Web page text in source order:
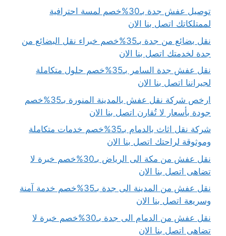
توصيل عفش جدة بـ30%خصم لمسة احترافية
لممتلكاتك اتصل بنا الان
نقل بضائع من جدة بـ35%خصم خبراء نقل البضائع من
جدة لخدمتك اتصل بنا الان
نقل عفش جدة السامر بـ35%خصم حلول متكاملة
لجيراننا اتصل بنا الان
ارخص شركة نقل عفش بالمدينة المنورة بـ35%خصم
جودة بأسعار لا تُقارن اتصل بنا الان
شركة نقل اثاث بالدمام بـ35%خصم خدمات متكاملة
وموثوقة لراحتك اتصل بنا الان
نقل عفش من مكة الى الرياض بـ30%خصم خبرة لا
تضاهى اتصل بنا الان
نقل عفش من المدينة الى جدة بـ35%خصم خدمة آمنة
وسريعة اتصل بنا الان
نقل عفش من الدمام الى جدة بـ30%خصم خبرة لا
تضاهى اتصل بنا الان